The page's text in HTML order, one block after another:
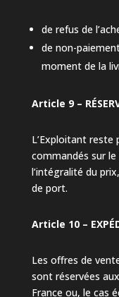
de refus de
de non-
moment de la
Article 9 –
L’Exploitant reste
commandés sur le
l’intégralité du
de port.
Article 10 –
Les offres de
sont réservées
France ou, le cas